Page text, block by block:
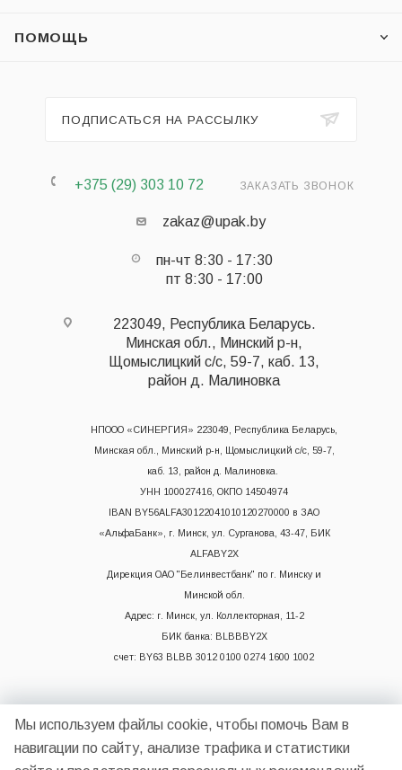
ПОМОЩЬ
ПОДПИСАТЬСЯ НА РАССЫЛКУ
+375 (29) 303 10 72 ЗАКАЗАТЬ ЗВОНОК
zakaz@upak.by
пн-чт 8:30 - 17:30
пт 8:30 - 17:00
223049, Республика Беларусь.
Минская обл., Минский р-н,
Щомыслицкий с/с, 59-7, каб. 13,
район д. Малиновка
НПООО «СИНЕРГИЯ» 223049, Республика Беларусь,
Минская обл., Минский р-н, Щомыслицкий с/с, 59-7,
каб. 13, район д. Малиновка.
УНН 100027416, ОКПО 14504974
IBAN BY56ALFA30122041010120270000 в ЗАО
«АльфаБанк», г. Минск, ул. Сурганова, 43-47, БИК
ALFABY2X
Дирекция ОАО "Белинвестбанк" по г. Минску и
Минской обл.
Адрес: г. Минск, ул. Коллекторная, 11-2
БИК банка: BLBBBY2X
счет: BY63 BLBB 3012 0100 0274 1600 1002
Мы используем файлы cookie, чтобы помочь Вам в
навигации по сайту, анализе трафика и статистики